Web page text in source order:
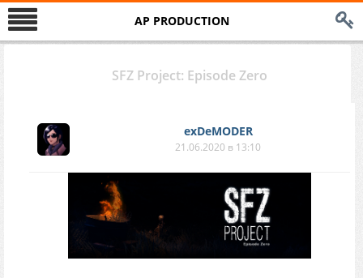
AP PRODUCTION
SFZ Project: Episode Zero
exDeMODER
21.06.2020 в 13:10